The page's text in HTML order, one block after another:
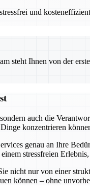
und
steht Ihnen von der
auch die
konzentrieren
genau an Ihre
stressfreien
nicht nur von einer
können – ohne